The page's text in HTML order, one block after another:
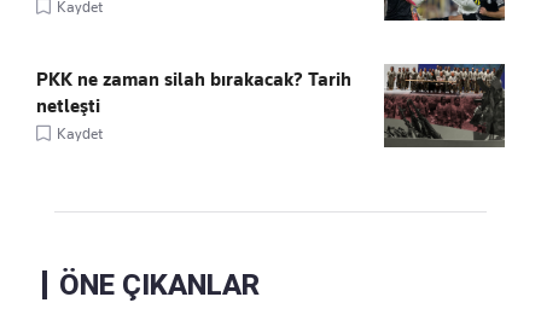
Kaydet
PKK ne zaman silah bırakacak? Tarih
netleşti
Kaydet
ÖNE ÇIKANLAR